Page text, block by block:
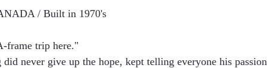
/ Built in 1970's
frame trip here."
did never give up the hope, kept telling everyone his